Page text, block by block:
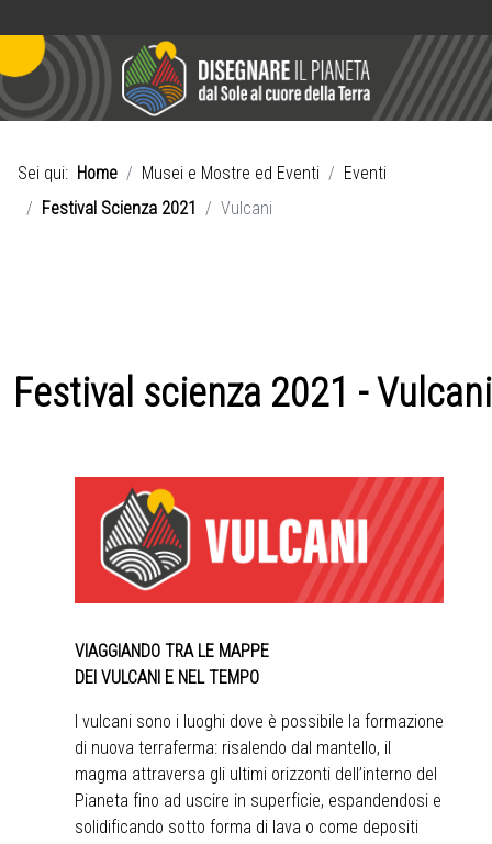
Sei qui: Home Musei e Mostre ed Eventi
Eventi
Festival Scienza 2021
Vulcani
Festival scienza 2021 - Vulcani
VIAGGIANDO TRA LE MAPPE
DEI VULCANI E NEL TEMPO
I vulcani sono i luoghi dove è possibile la formazione
di nuova terraferma: risalendo dal mantello, il
magma attraversa gli ultimi orizzonti dell’interno del
Pianeta fino ad uscire in superficie, espandendosi e
solidificando sotto forma di lava o come depositi